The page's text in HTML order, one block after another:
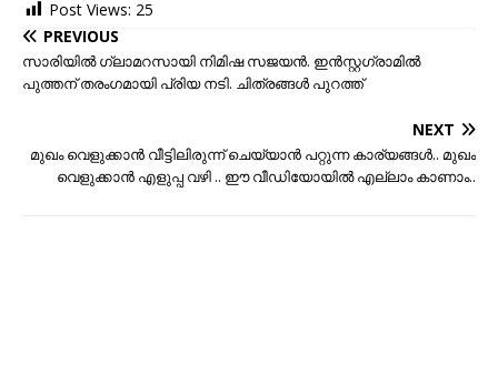
Post Views: 25
PREVIOUS
സാരിയിൽ ഗ്ലാമറസായി നിമിഷ സജയൻ. ഇൻസ്റ്റഗ്രാമിൽ
പുത്തന് തരംഗമായി പ്രിയ നടി. ചിത്രങ്ങൾ പുറത്ത്
NEXT
മുഖം വെളുക്കാൻ വീട്ടിലിരുന്ന് ചെയ്യാൻ പറ്റുന്ന കാര്യങ്ങൾ.. മുഖം
വെളുക്കാൻ എളുപ്പ വഴി .. ഈ വീഡിയോയിൽ എല്ലാം കാണാം..